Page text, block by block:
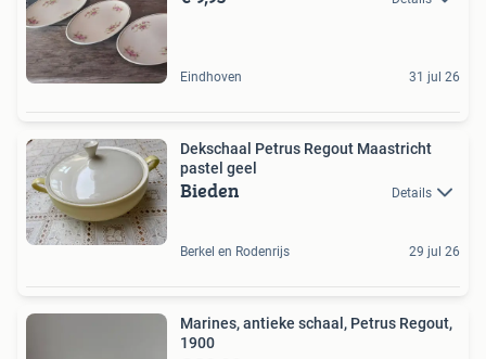
Eindhoven 31 jul 26
Dekschaal Petrus Regout Maastricht
pastel geel
Bieden Details
Berkel en Rodenrijs 29 jul 26
Marines, antieke schaal, Petrus Regout,
1900